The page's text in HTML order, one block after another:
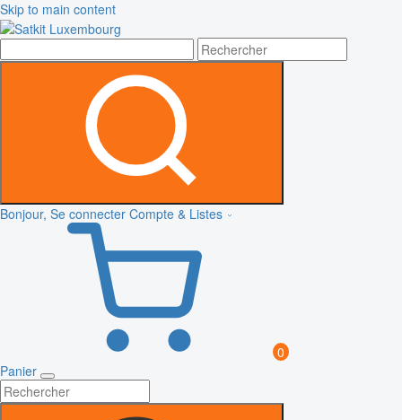
Skip to main content
Bonjour, Se connecter Compte & Listes
0
Panier